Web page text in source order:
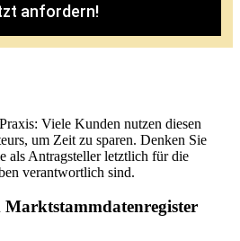
anfordern!
Viele Kunden nutzen diesen
um Zeit zu sparen. Denken Sie
als Antragsteller letztlich für die
verantwortlich sind.